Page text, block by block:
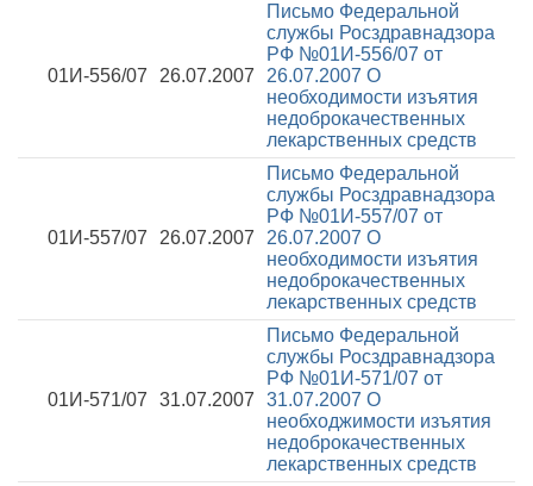
01И-556/07 26.07.2007
Письмо Федеральной
службы Росздравнадзора
РФ №01И-556/07 от
26.07.2007 О
необходимости изъятия
недоброкачественных
лекарственных средств
01И-557/07 26.07.2007
Письмо Федеральной
службы Росздравнадзора
РФ №01И-557/07 от
26.07.2007 О
необходимости изъятия
недоброкачественных
лекарственных средств
01И-571/07 31.07.2007
Письмо Федеральной
службы Росздравнадзора
РФ №01И-571/07 от
31.07.2007 О
необходжимости изъятия
недоброкачественных
лекарственных средств